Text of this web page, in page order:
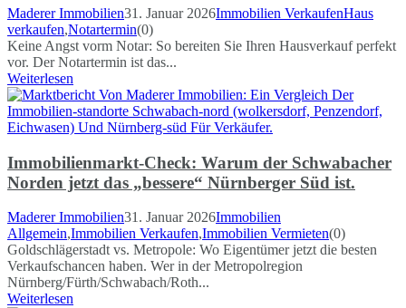
Maderer Immobilien31. Januar 2026Immobilien VerkaufenHaus
verkaufen,Notartermin(0)
Keine Angst vorm Notar: So bereiten Sie Ihren Hausverkauf perfekt
vor. Der Notartermin ist das...
Weiterlesen
Immobilienmarkt-Check: Warum der Schwabacher
Norden jetzt das „bessere“ Nürnberger Süd ist.
Maderer Immobilien31. Januar 2026Immobilien
Allgemein,Immobilien Verkaufen,Immobilien Vermieten(0)
Goldschlägerstadt vs. Metropole: Wo Eigentümer jetzt die besten
Verkaufschancen haben. Wer in der Metropolregion
Nürnberg/Fürth/Schwabach/Roth...
Weiterlesen